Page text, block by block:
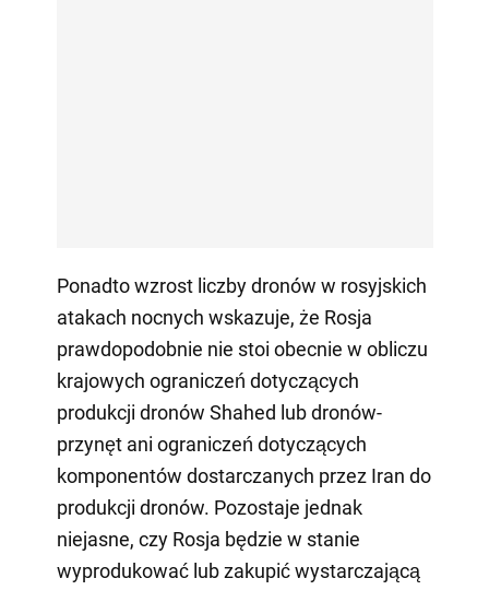
Ponadto wzrost liczby dronów w rosyjskich
atakach nocnych wskazuje, że Rosja
prawdopodobnie nie stoi obecnie w obliczu
krajowych ograniczeń dotyczących
produkcji dronów Shahed lub dronów-
przynęt ani ograniczeń dotyczących
komponentów dostarczanych przez Iran do
produkcji dronów. Pozostaje jednak
niejasne, czy Rosja będzie w stanie
wyprodukować lub zakupić wystarczającą